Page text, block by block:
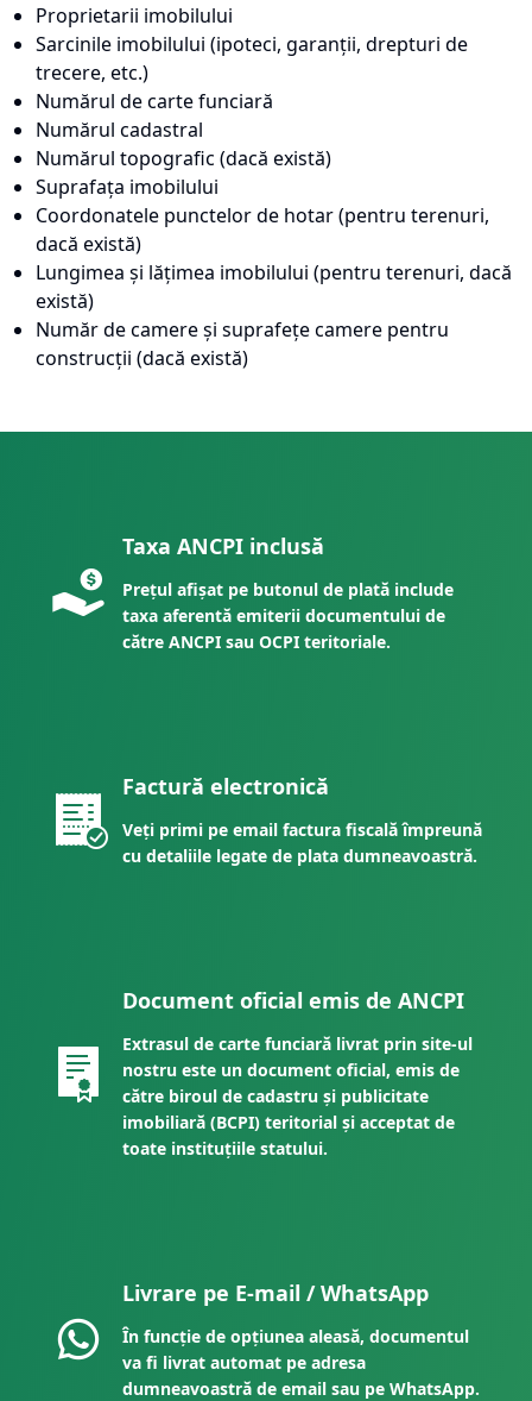
Proprietarii imobilului
Sarcinile imobilului (ipoteci, garanții, drepturi de
trecere, etc.)
Numărul de carte funciară
Numărul cadastral
Numărul topografic (dacă există)
Suprafața imobilului
Coordonatele punctelor de hotar (pentru terenuri,
dacă există)
Lungimea și lățimea imobilului (pentru terenuri, dacă
există)
Număr de camere și suprafețe camere pentru
construcții (dacă există)
Taxa ANCPI inclusă
Prețul afișat pe butonul de plată include
taxa aferentă emiterii documentului de
către ANCPI sau OCPI teritoriale.
Factură electronică
Veți primi pe email factura fiscală împreună
cu detaliile legate de plata dumneavoastră.
Document oficial emis de ANCPI
Extrasul de carte funciară livrat prin site-ul
nostru este un document oficial, emis de
către biroul de cadastru și publicitate
imobiliară (BCPI) teritorial și acceptat de
toate instituțiile statului.
Livrare pe E-mail / WhatsApp
În funcție de opțiunea aleasă, documentul
va fi livrat automat pe adresa
dumneavoastră de email sau pe WhatsApp.